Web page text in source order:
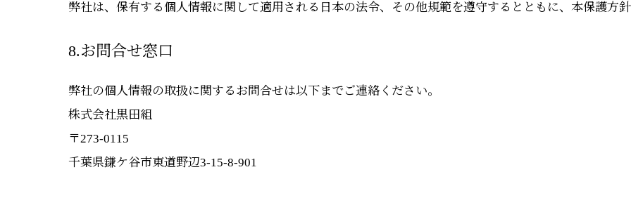
弊社は、保有する個人情報に関して適用される日本の法令、その他規範を遵守するとともに、本保護方
8.お問合せ窓口
弊社の個人情報の取扱に関するお問合せは以下までご連絡ください。
株式会社黒田組
〒273-0115
千葉県鎌ケ谷市東道野辺3-15-8-901